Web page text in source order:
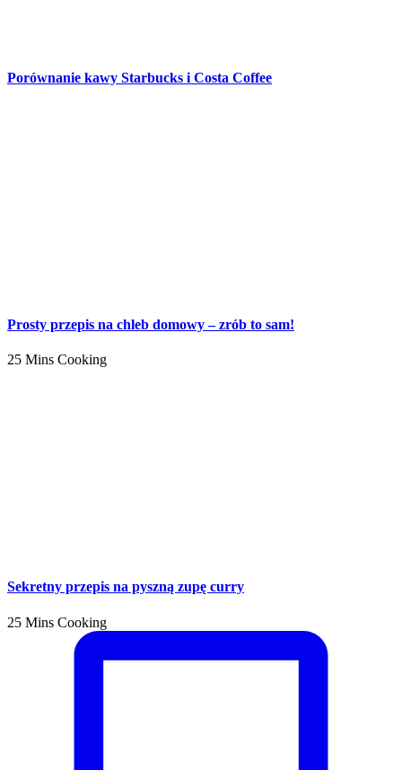
Porównanie kawy Starbucks i Costa Coffee
Prosty przepis na chleb domowy – zrób to sam!
25 Mins Cooking
Sekretny przepis na pyszną zupę curry
25 Mins Cooking